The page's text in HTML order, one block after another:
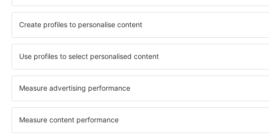
fra: København (CPH)
Amsterdam
FRA 1121
fra: